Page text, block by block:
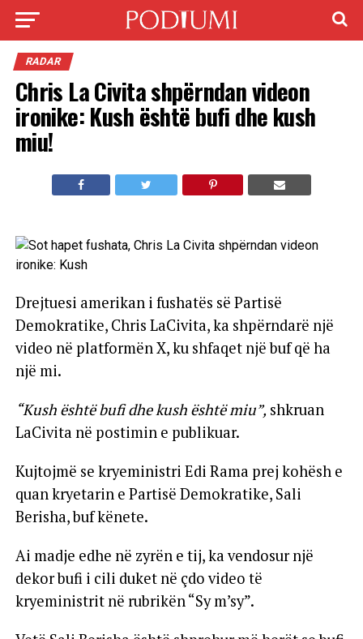
RADAR
Chris La Civita shpërndan videon
ironike: Kush është bufi dhe kush
miu!
Drejtuesi amerikan i fushatës së Partisë
Demokratike, Chris LaCivita, ka shpërndarë një
video në platformën X, ku shfaqet një buf që ha
një mi.
“Kush është bufi dhe kush është miu”, shkruan
LaCivita në postimin e publikuar.
Kujtojmë se kryeministri Edi Rama prej kohësh e
quan kryetarin e Partisë Demokratike, Sali
Berisha, buf kënete.
Ai madje edhe në zyrën e tij, ka vendosur një
dekor bufi i cili duket në çdo video të
kryeministrit në rubrikën “Sy m’sy”.